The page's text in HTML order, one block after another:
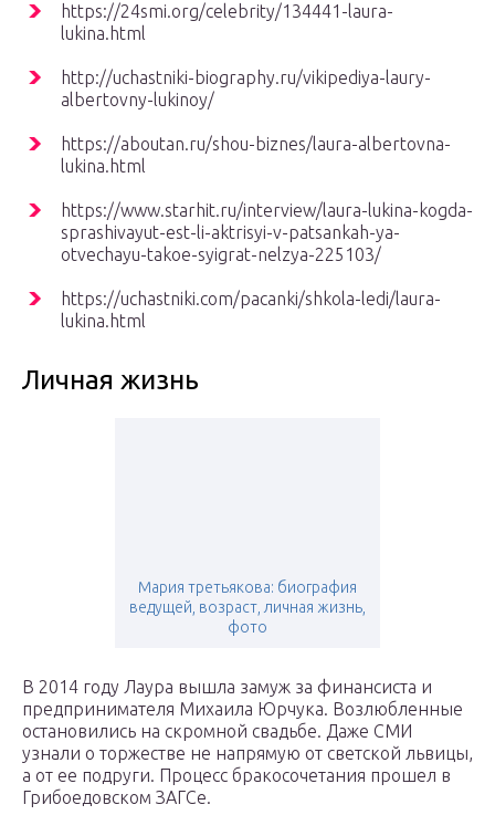
https://24smi.org/celebrity/134441-laura-
lukina.html
http://uchastniki-biography.ru/vikipediya-laury-
albertovny-lukinoy/
https://aboutan.ru/shou-biznes/laura-albertovna-
lukina.html
https://www.starhit.ru/interview/laura-lukina-kogda-
sprashivayut-est-li-aktrisyi-v-patsankah-ya-
otvechayu-takoe-syigrat-nelzya-225103/
https://uchastniki.com/pacanki/shkola-ledi/laura-
lukina.html
Личная жизнь
Мария третьякова: биография
ведущей, возраст, личная жизнь,
фото
В 2014 году Лаура вышла замуж за финансиста и
предпринимателя Михаила Юрчука. Возлюбленные
остановились на скромной свадьбе. Даже СМИ
узнали о торжестве не напрямую от светской львицы,
а от ее подруги. Процесс бракосочетания прошел в
Грибоедовском ЗАГСе.